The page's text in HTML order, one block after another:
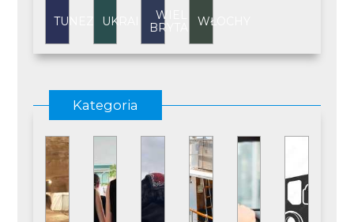
TUNEZJAUKRAINAWIELKA
BRYTANIAWŁOCHY
Kategoria